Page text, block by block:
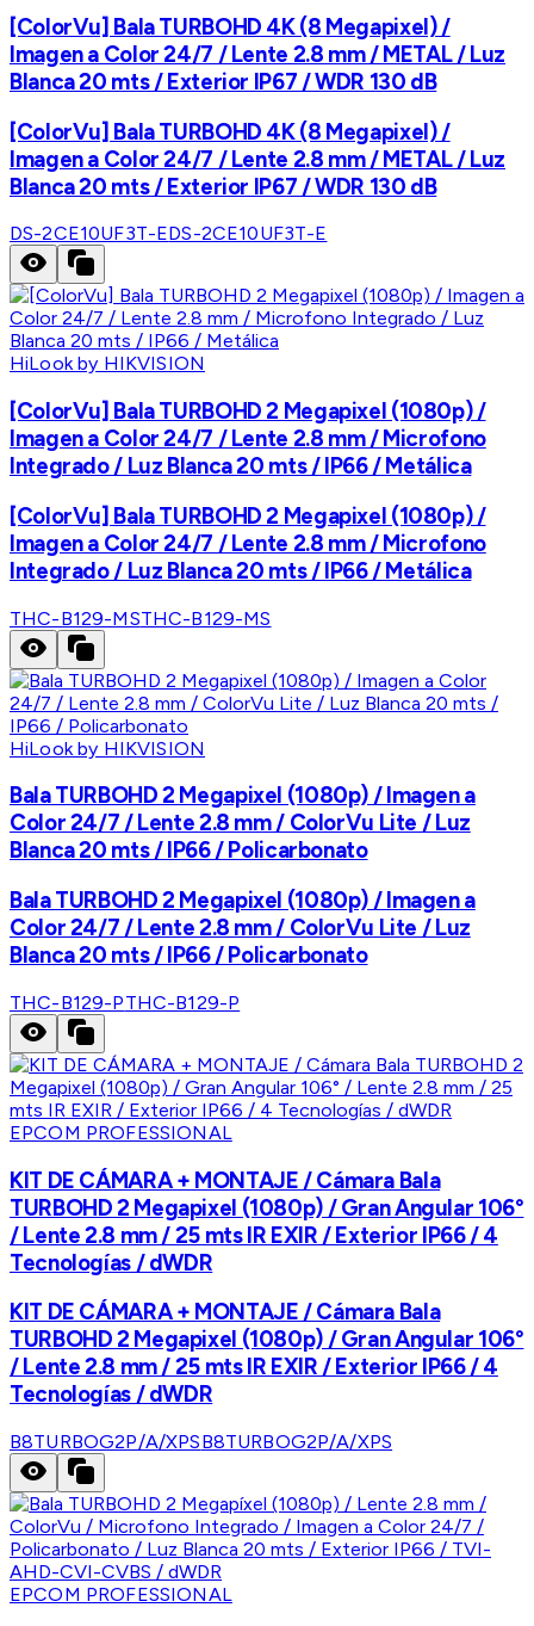
[ColorVu] Bala TURBOHD 4K (8 Megapixel) /
Imagen a Color 24/7 / Lente 2.8 mm / METAL / Luz
Blanca 20 mts / Exterior IP67 / WDR 130 dB
[ColorVu] Bala TURBOHD 4K (8 Megapixel) /
Imagen a Color 24/7 / Lente 2.8 mm / METAL / Luz
Blanca 20 mts / Exterior IP67 / WDR 130 dB
DS-2CE10UF3T-EDS-2CE10UF3T-E
HiLook by HIKVISION
[ColorVu] Bala TURBOHD 2 Megapixel (1080p) /
Imagen a Color 24/7 / Lente 2.8 mm / Microfono
Integrado / Luz Blanca 20 mts / IP66 / Metálica
[ColorVu] Bala TURBOHD 2 Megapixel (1080p) /
Imagen a Color 24/7 / Lente 2.8 mm / Microfono
Integrado / Luz Blanca 20 mts / IP66 / Metálica
THC-B129-MSTHC-B129-MS
HiLook by HIKVISION
Bala TURBOHD 2 Megapixel (1080p) / Imagen a
Color 24/7 / Lente 2.8 mm / ColorVu Lite / Luz
Blanca 20 mts / IP66 / Policarbonato
Bala TURBOHD 2 Megapixel (1080p) / Imagen a
Color 24/7 / Lente 2.8 mm / ColorVu Lite / Luz
Blanca 20 mts / IP66 / Policarbonato
THC-B129-PTHC-B129-P
EPCOM PROFESSIONAL
KIT DE CÁMARA + MONTAJE / Cámara Bala
TURBOHD 2 Megapixel (1080p) / Gran Angular 106°
/ Lente 2.8 mm / 25 mts IR EXIR / Exterior IP66 / 4
Tecnologías / dWDR
KIT DE CÁMARA + MONTAJE / Cámara Bala
TURBOHD 2 Megapixel (1080p) / Gran Angular 106°
/ Lente 2.8 mm / 25 mts IR EXIR / Exterior IP66 / 4
Tecnologías / dWDR
B8TURBOG2P/A/XPSB8TURBOG2P/A/XPS
EPCOM PROFESSIONAL